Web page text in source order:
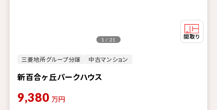
三菱地所グループ分譲 中古マンション
新百合ヶ丘パークハウス
1 / 21
9,380 万円